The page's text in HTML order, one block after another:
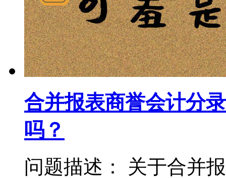
合并报表商誉会计分
吗？
问题描述： 关于合并